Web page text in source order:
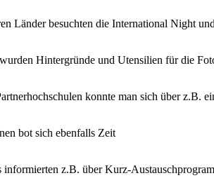
Länder besuchten die International Night
Hintergründe und Utensilien für die
konnte man sich über
bot sich ebenfalls Zeit
informierten z.B. über Kurz-